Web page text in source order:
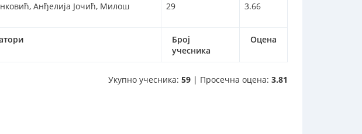
Број
учесника
Оцена
Анђелија Јочић, Милош
29 3.66
Укупно учесника: 59 | Просечна оцена: 3.81